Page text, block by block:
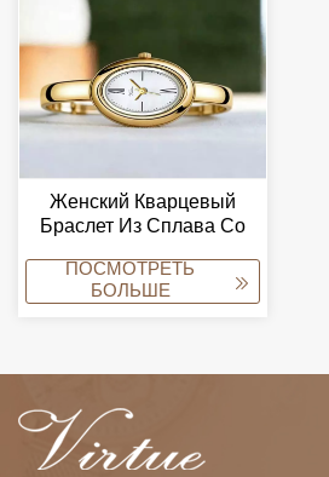
Женский Кварцевый
Браслет Из Сплава Со
Римскими Цифрами,
Овальной Формы,
Повседневный,
ПОСМОТРЕТЬ
БОЛЬШЕ